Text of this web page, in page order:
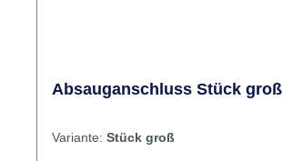
Absauganschluss Stück groß
Variante: Stück groß